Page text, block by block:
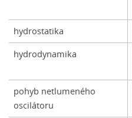
hydrostatika
hydrodynamika
pohyb netlumeného
oscilátoru